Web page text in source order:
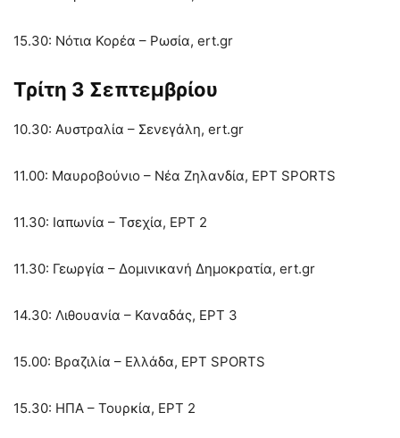
15.30: Νότια Κορέα – Ρωσία, ert.gr
Τρίτη 3 Σεπτεμβρίου
10.30: Αυστραλία – Σενεγάλη, ert.gr
11.00: Μαυροβούνιο – Νέα Ζηλανδία, ΕΡΤ SPORTS
11.30: Ιαπωνία – Τσεχία, ΕΡΤ 2
11.30: Γεωργία – Δομινικανή Δημοκρατία, ert.gr
14.30: Λιθουανία – Καναδάς, ΕΡΤ 3
15.00: Βραζιλία – Ελλάδα, ΕΡΤ SPORTS
15.30: ΗΠΑ – Τουρκία, ΕΡΤ 2